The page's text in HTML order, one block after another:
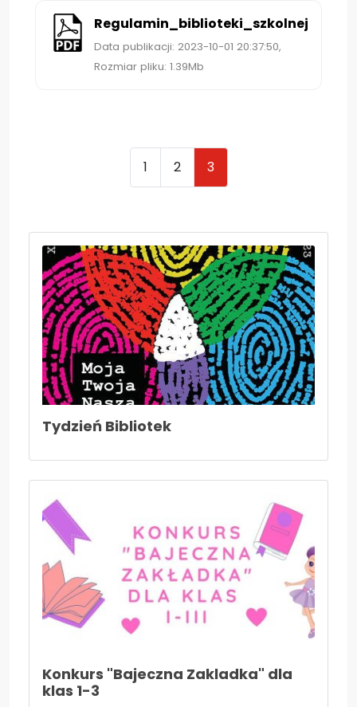
Pobierz Regulamin_biblioteki_szkolnej
Regulamin_biblioteki_szkolnej
Data publikacji: 2023-10-01 20:37:50,
Rozmiar pliku: 1.39Mb
1 2 3
Tydzień Bibliotek
Konkurs "Bajeczna Zakladka" dla
klas 1-3